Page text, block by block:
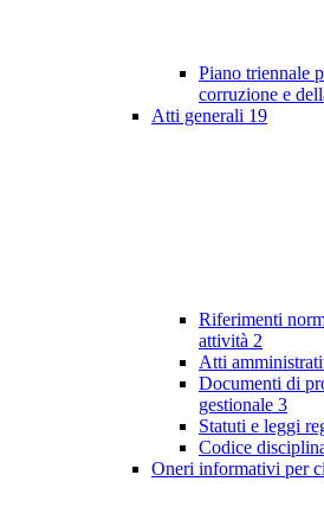
Piano triennale
corruzione e
Atti generali 19
Riferimenti
attività 2
Atti
Documenti di
gestionale 3
Statuti e leggi
Codice
Oneri informativi per